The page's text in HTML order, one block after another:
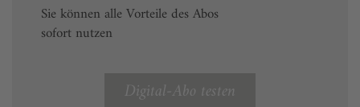
Sie können alle Vorteile des Abos
sofort nutzen
Digital-Abo testen